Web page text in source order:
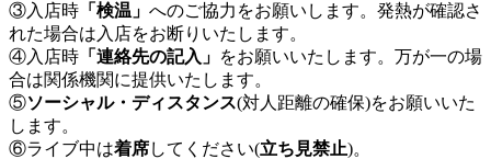
③入店時 「検温」 へのご協力をお願いします。発熱が確認さ
れた場合は入店をお断りいたします。
④入店時 「連絡先の記入」 をお願いいたします。万が一の場
合は関係機関に提供いたします。
⑤ソーシャル・ディスタンス(対人距離の確保)をお願いいた
します。
⑥ライブ中は着席してください(立ち見禁止)。